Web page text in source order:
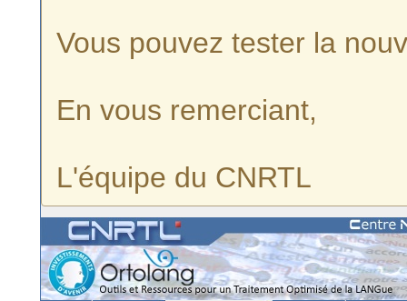
Vous pouvez tester la
En vous remerciant,
L'équipe du CNRTL